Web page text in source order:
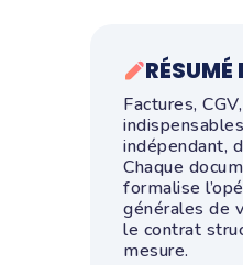
RÉSUMÉ
Factures,
indépendant,
Chaque
formalise
générales de
le contrat
mesure.